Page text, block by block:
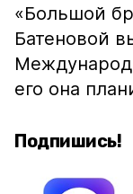
«Большой
Батеновой
его она
Подпишись!